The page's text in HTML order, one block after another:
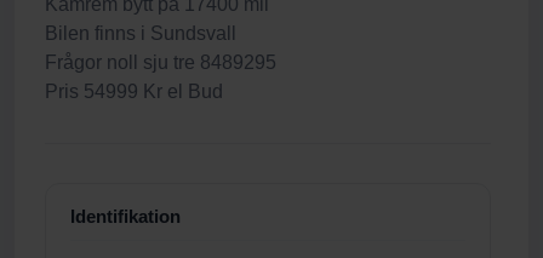
Kamrem bytt på 17400 mil
Bilen finns i Sundsvall
Frågor noll sju tre 8489295
Pris 54999 Kr el Bud
Identifikation